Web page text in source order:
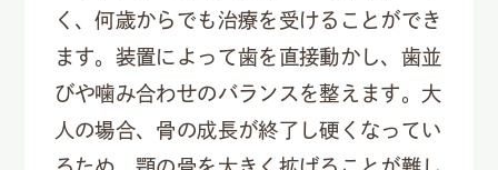
く、何歳からでも治療を受けることができ
ます。装置によって歯を直接動かし、歯並
びや噛み合わせのバランスを整えます。大
人の場合、骨の成長が終了し硬くなってい